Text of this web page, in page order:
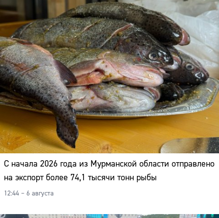
С начала 2026 года из Мурманской области отправлено
на экспорт более 74,1 тысячи тонн рыбы
12:44 – 6 августа